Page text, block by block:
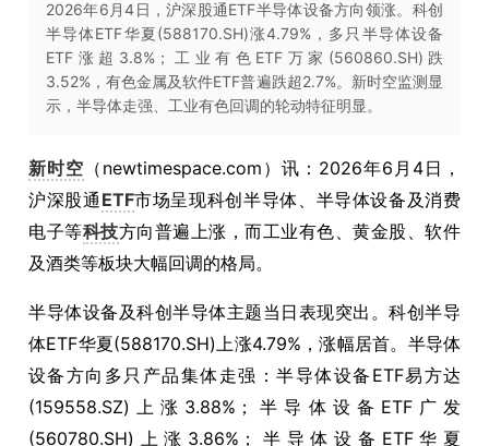
2026年6月4日，沪深股通ETF半导体设备方向领涨。科创
半导体ETF华夏(588170.SH)涨4.79%，多只半导体设备
ETF涨超3.8%；工业有色ETF万家(560860.SH)跌
3.52%，有色金属及软件ETF普遍跌超2.7%。新时空监测显
示，半导体走强、工业有色回调的轮动特征明显。
新时空 （newtimespace.com）讯：2026年6月4日，
沪深股通 ETF市场呈现科创半导体、半导体设备及消费
电子等科技方向普遍上涨，而工业有色、黄金股、软件
及酒类等板块大幅回调的格局。
半导体设备及科创半导体主题当日表现突出。科创半导
体ETF华夏(588170.SH)上涨4.79%，涨幅居首。半导体
设备方向多只产品集体走强：半导体设备ETF易方达
(159558.SZ)上涨3.88%；半导体设备ETF广发
(560780.SH)上涨3.86%；半导体设备ETF华夏